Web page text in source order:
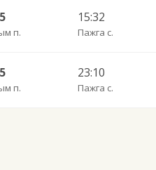
п.
15:32
Пажга с.
п.
23:10
Пажга с.